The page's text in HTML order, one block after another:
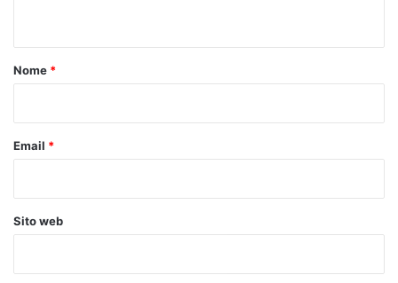
o
Nome *
Email *
Sito web